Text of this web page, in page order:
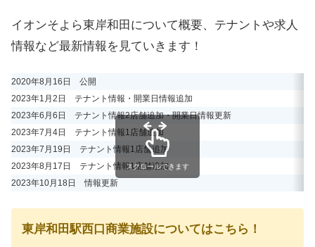
イオンそよら東岸和田について概要、テナントや求人
情報など最新情報を見ていきます！
2020年8月16日 公開
2023年1月2日 テナント情報・開業日情報追加
2023年6月6日 テナント情報2店舗追加・開業日情報更新
2023年7月4日 テナント情報1店舗追加
2023年7月19日 テナント情報1店舗追加
2023年8月17日 テナント情報1店舗追加
2023年10月18日 情報更新
スクロールできます
東岸和田駅西口商業施設についてはこちら！